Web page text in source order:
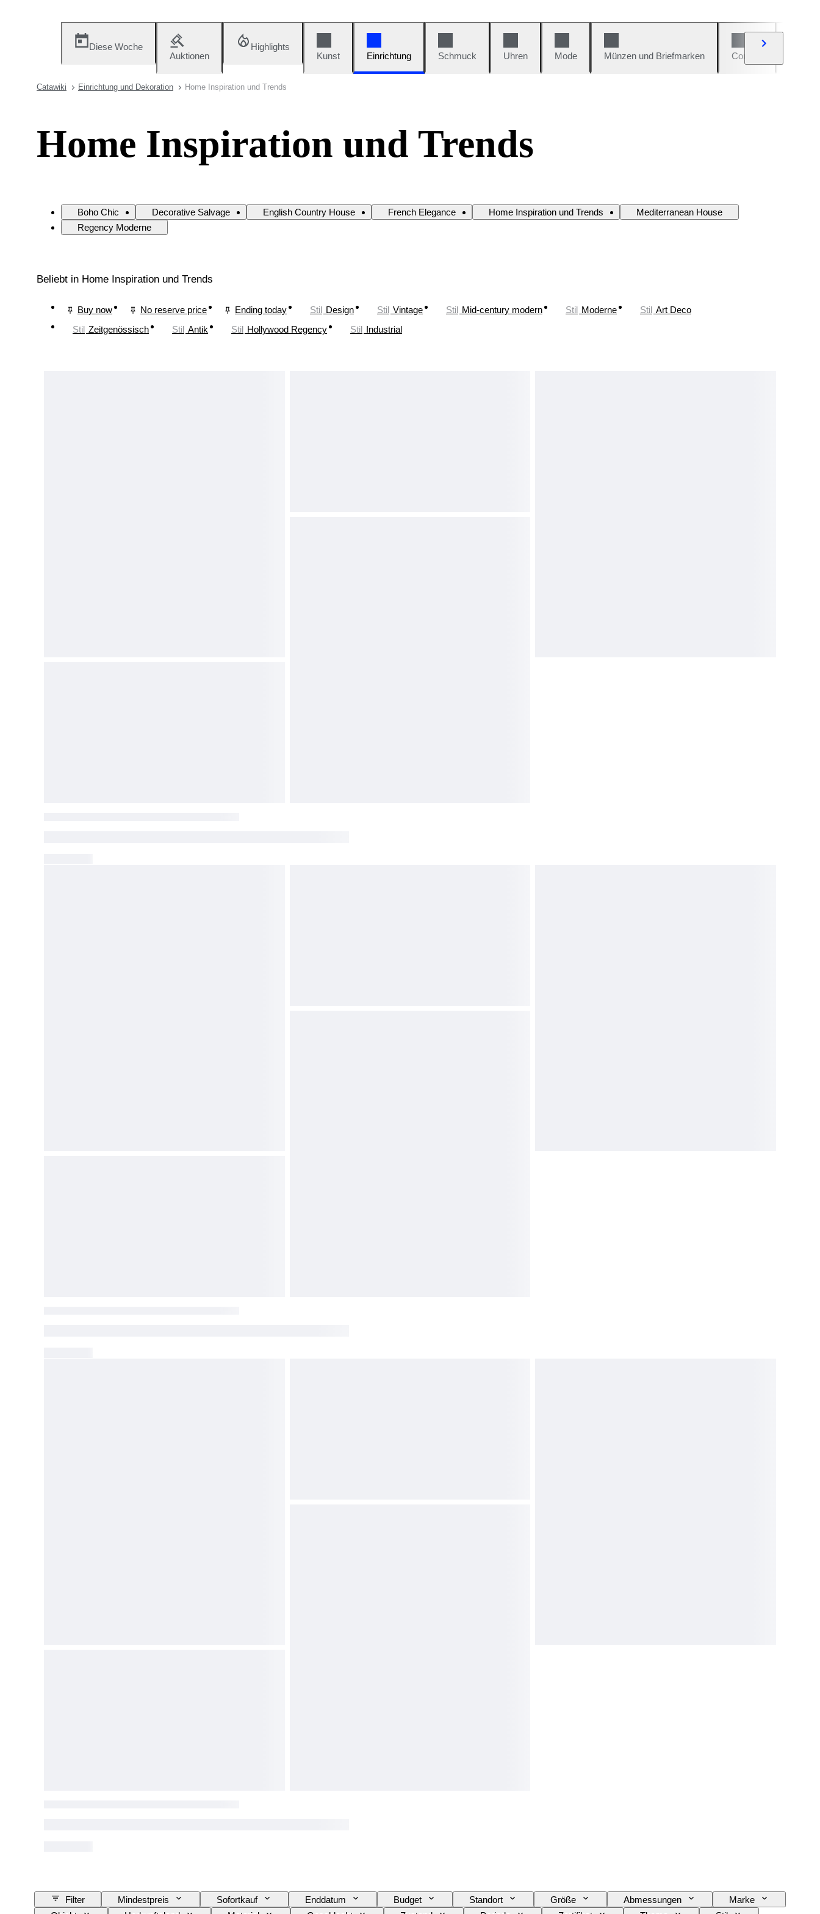
Diese Woche
Auktionen
Highlights
Kunst
Einrichtung Schmuck Uhren Mode Münzen und Briefmarken Comics
Catawiki Einrichtung und Dekoration Home Inspiration und Trends
Home Inspiration und Trends
Boho Chic Decorative Salvage English Country House French Elegance Home Inspiration und Trends
Mediterranean House
Regency Moderne
Beliebt in Home Inspiration und Trends
Buy now No reserve price Ending today Stil Design Stil Vintage Stil Mid-century modern Stil Moderne Stil Art Deco
Stil Zeitgenössisch Stil Antik Stil Hollywood Regency Stil Industrial
Filter Mindestpreis Sofortkauf Enddatum Budget Standort Größe Abmessungen
Marke